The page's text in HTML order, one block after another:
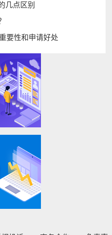
几点区别
要性和申请好处